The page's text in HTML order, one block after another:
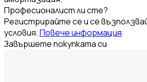
Професионалист ли сте?
Регистрирайте се и се
условия.Повече информация
Завършете покупката си